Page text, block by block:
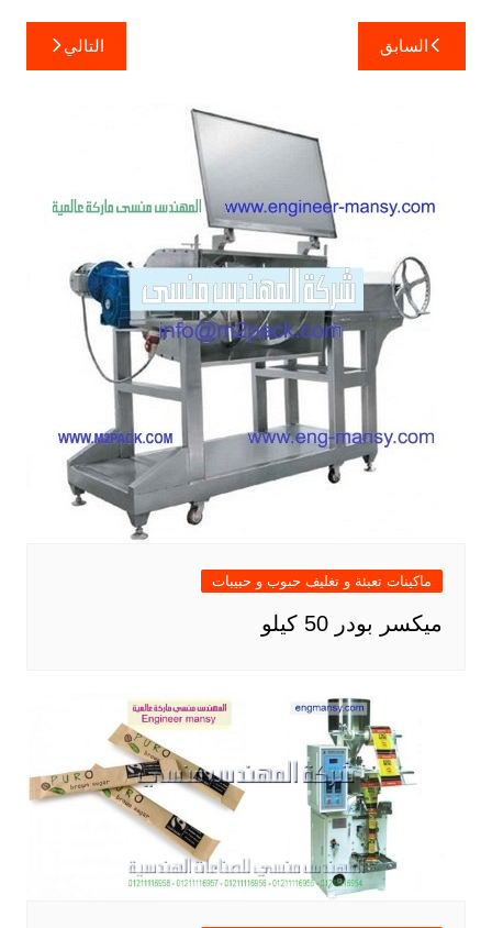
تصفّح
المقالات
السابق التالي
ماكينات تعبئة و تغليف حبوب و حبيبات
ميكسر بودر 50 كيلو